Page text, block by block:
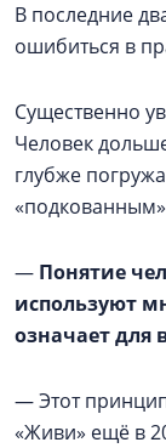
В последние
ошибиться в
Существенно
Человек
глубже
— Понятие
используют
означает для
— Этот
«Живи» ещё в